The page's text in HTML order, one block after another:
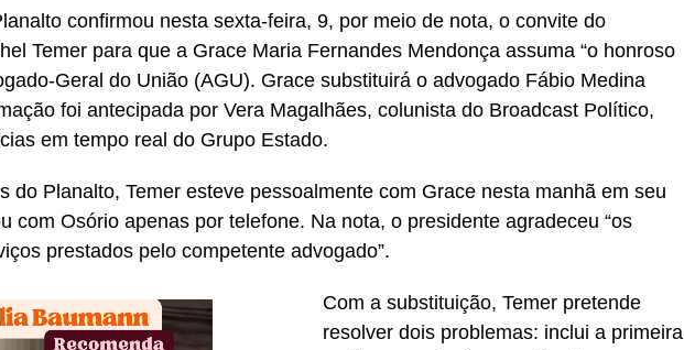
confirmou nesta sexta-feira, 9, por meio de nota, o convite do
Temer para que a Grace Maria Fernandes Mendonça assuma “o honroso
Geral do União (AGU). Grace substituirá o advogado Fábio Medina
foi antecipada por Vera Magalhães, colunista do Broadcast Político,
em tempo real do Grupo Estado.
do Planalto, Temer esteve pessoalmente com Grace nesta manhã em seu
com Osório apenas por telefone. Na nota, o presidente agradeceu “os
prestados pelo competente advogado”.
Com a substituição, Temer pretende
resolver dois problemas: inclui a primeira